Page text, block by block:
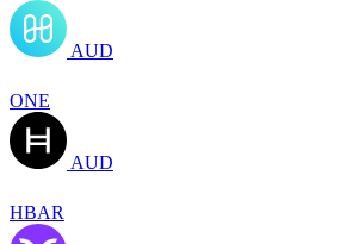
AUD
ONE
AUD
HBAR